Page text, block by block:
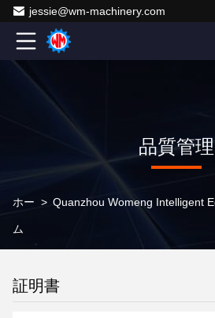
jessie@wm-machinery.com
品質管理
ホー
ム
>
証明書